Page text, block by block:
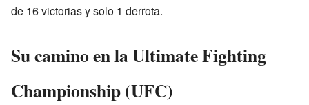
de 16 victorias y solo 1 derrota.
Su camino en la Ultimate Fighting
Championship (UFC)